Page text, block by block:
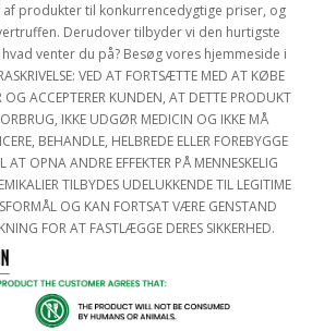
produkter til konkurrencedygtige priser, og
Derudover tilbyder vi den hurtigste
venter du på? Besøg vores hjemmeside i
VED AT FORTSÆTTE MED AT KØBE
OG ACCEPTERER KUNDEN, AT DETTE PRODUKT
IKKE UDGØR MEDICIN OG IKKE MÅ
BEHANDLE, HELBREDE ELLER FOREBYGGE
AT OPNA ANDRE EFFEKTER PÅ MENNESKELIG
TILBYDES UDELUKKENDE TIL LEGITIME
OG KAN FORTSAT VÆRE GENSTAND
FOR AT FASTLÆGGE DERES SIKKERHED.